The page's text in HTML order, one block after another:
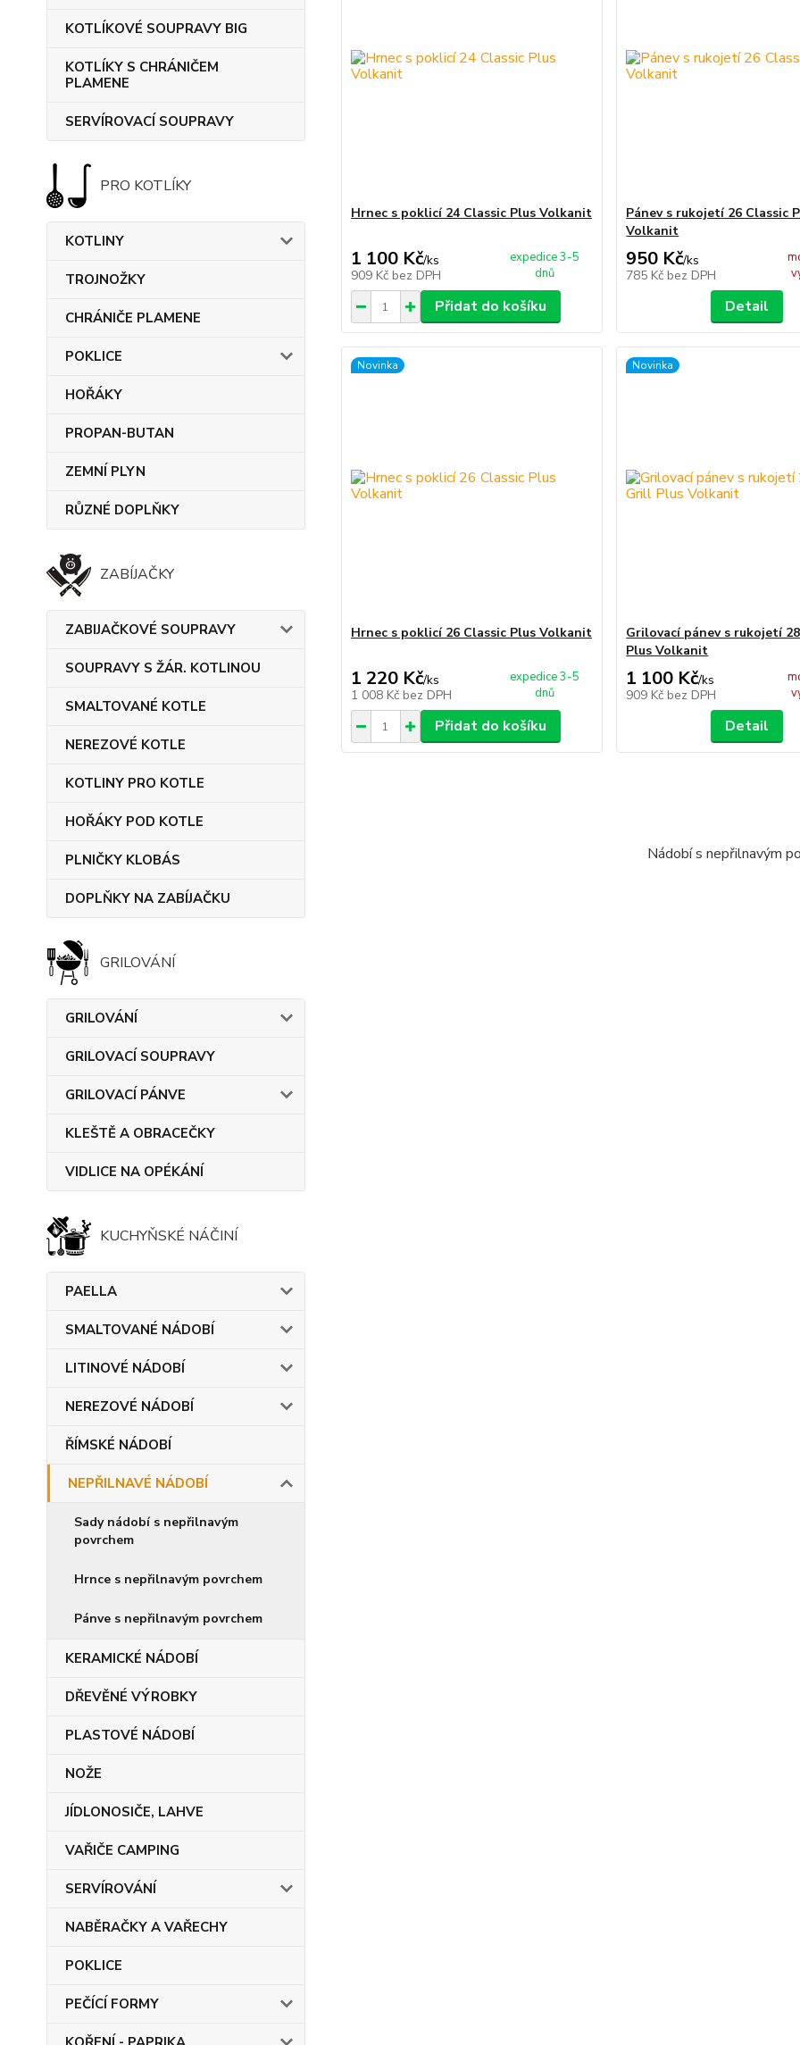
KOTLÍKOVÉ SOUPRAVY BIG
KOTLÍKY S CHRÁNIČEM
PLAMENE
SERVÍROVACÍ SOUPRAVY
PRO KOTLÍKY
KOTLINY
TROJNOŽKY
CHRÁNIČE PLAMENE
POKLICE
HOŘÁKY
PROPAN-BUTAN
ZEMNÍ PLYN
RŮZNÉ DOPLŇKY
ZABÍJAČKY
ZABIJAČKOVÉ SOUPRAVY
SOUPRAVY S ŽÁR. KOTLINOU
SMALTOVANÉ KOTLE
NEREZOVÉ KOTLE
KOTLINY PRO KOTLE
HOŘÁKY POD KOTLE
PLNIČKY KLOBÁS
DOPLŇKY NA ZABÍJAČKU
GRILOVÁNÍ
GRILOVÁNÍ
GRILOVACÍ SOUPRAVY
GRILOVACÍ PÁNVE
KLEŠTĚ A OBRACEČKY
VIDLICE NA OPÉKÁNÍ
KUCHYŇSKÉ NÁČINÍ
PAELLA
SMALTOVANÉ NÁDOBÍ
LITINOVÉ NÁDOBÍ
NEREZOVÉ NÁDOBÍ
ŘÍMSKÉ NÁDOBÍ
NEPŘILNAVÉ NÁDOBÍ
Sady nádobí s nepřilnavým
povrchem
Hrnce s nepřilnavým povrchem
Pánve s nepřilnavým povrchem
KERAMICKÉ NÁDOBÍ
DŘEVĚNÉ VÝROBKY
PLASTOVÉ NÁDOBÍ
NOŽE
JÍDLONOSIČE, LAHVE
VAŘIČE CAMPING
SERVÍROVÁNÍ
NABĚRAČKY A VAŘECHY
POKLICE
PEČÍCÍ FORMY
Hrnec s poklicí 24 Classic Plus Volkanit
1 100 Kč/ks
909 Kč bez DPH
expedice 3-5
dnů
Přidat do košíku
Pánev s rukojetí 26 Classic
Volkanit
950 Kč/ks
785 Kč bez DPH
Detail
Novinka
Hrnec s poklicí 26 Classic Plus Volkanit
1 220 Kč/ks
1 008 Kč bez DPH
expedice 3-5
dnů
Přidat do košíku
Novinka
Grilovací pánev s rukojetí
Plus Volkanit
1 100 Kč/ks
909 Kč bez DPH
Detail
Nádobí s nepřilnavým